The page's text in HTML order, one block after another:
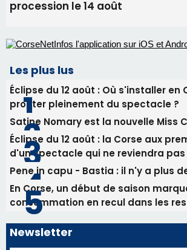
Satine Nomary est la nouvelle Miss
d'un spectacle qui ne reviendra pas
En Corse, un début de saison
consommation en recul dans les
Newsletter
Inscrivez-vous à la newsletter de CNI
email les infos les plus importantes et
nos meilleurs articles